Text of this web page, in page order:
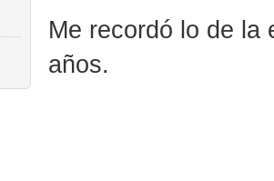
Me recordó lo de la
años.